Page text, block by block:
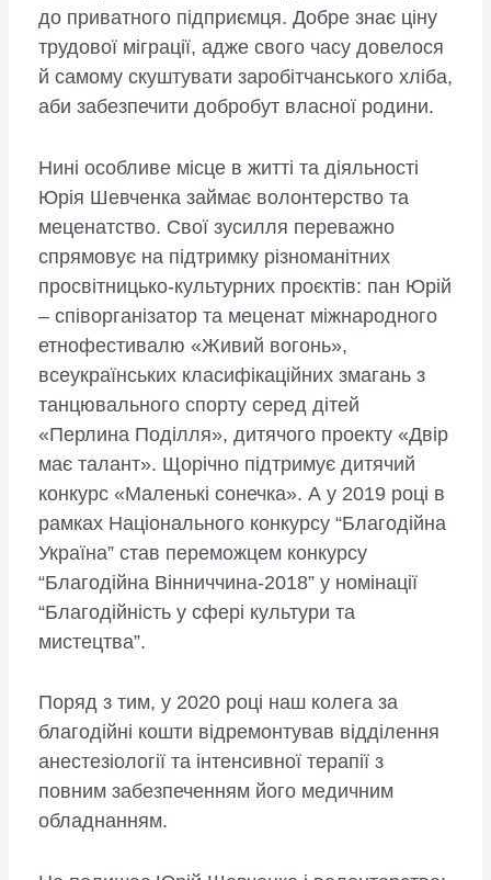
до приватного підприємця. Добре знає ціну
трудової міграції, адже свого часу довелося
й самому скуштувати заробітчанського хліба,
аби забезпечити добробут власної родини.
Нині особливе місце в житті та діяльності
Юрія Шевченка займає волонтерство та
меценатство. Свої зусилля переважно
спрямовує на підтримку різноманітних
просвітницько-культурних проєктів: пан Юрій
– співорганізатор та меценат міжнародного
етнофестивалю «Живий вогонь»,
всеукраїнських класифікаційних змагань з
танцювального спорту серед дітей
«Перлина Поділля», дитячого проекту «Двір
має талант». Щорічно підтримує дитячий
конкурс «Маленькі сонечка». А у 2019 році в
рамках Національного конкурсу “Благодійна
Україна” став переможцем конкурсу
“Благодійна Вінниччина-2018” у номінації
“Благодійність у сфері культури та
мистецтва”.
Поряд з тим, у 2020 році наш колега за
благодійні кошти відремонтував відділення
анестезіології та інтенсивної терапії з
повним забезпеченням його медичним
обладнанням.